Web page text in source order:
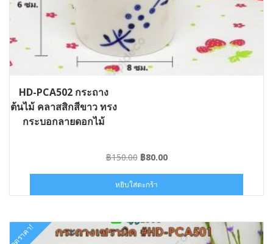
HD-PCA502 กระถาง
ต้นไม้ คลาสสิกสีขาว ทรง
กระบอกลายดอกไม้
฿150.00 Original
was:
฿150.00.
฿80.00Current
฿80.00.
หยิบใส่ตะกร้า
ลดราคา!